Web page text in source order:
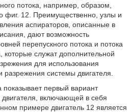
потока, например, образом,
фиг. 12. Преимущественно, узлы и
аспираторов, описанные в
дают возможность
перепускного потока и потока
которые служат дополнительной
для использования
системы двигателя.
первый вариант
включающей в себя
примере двигатель 12 является